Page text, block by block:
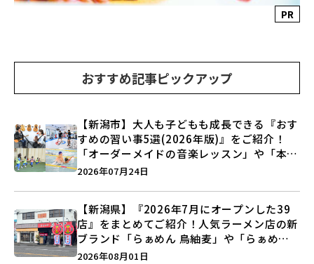
PR
おすすめ記事ピックアップ
【新潟市】大人も子どもも成長できる『おす
すめの習い事5選(2026年版)』をご紹介！
「オーダーメイドの音楽レッスン」や「本格
キックボクシング」で新しい自分を見つけよ
2026年07月24日
【新潟県】『2026年7月にオープンした39
店』をまとめてご紹介！人気ラーメン店の新
ブランド「らぁめん 鳥紬麦」や「らぁめん
しょうがの空」など盛りだくさん♪
2026年08月01日